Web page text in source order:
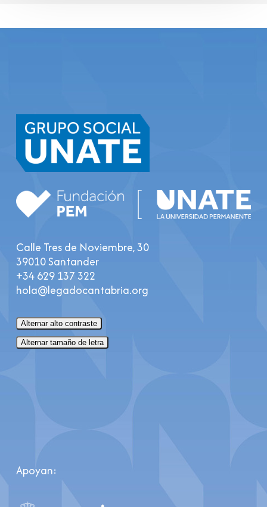
Calle Tres de Noviembre, 30
39010 Santander
+34 629 137 322
hola@legadocantabria.org
Alternar alto contraste
Alternar tamaño de letra
Apoyan: